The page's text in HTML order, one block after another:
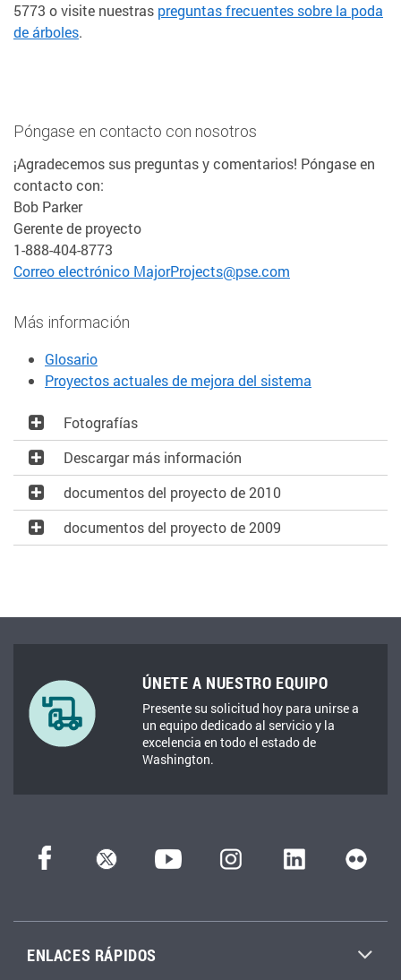
5773 o visite nuestras preguntas frecuentes sobre la poda
de árboles.
Póngase en contacto con nosotros
¡Agradecemos sus preguntas y comentarios! Póngase en
contacto con:
Bob Parker
Gerente de proyecto
1-888-404-8773
Correo electrónico MajorProjects@pse.com
Más información
Glosario
Proyectos actuales de mejora del sistema
Fotografías
Descargar más información
documentos del proyecto de 2010
documentos del proyecto de 2009
ÚNETE A NUESTRO EQUIPO
Presente su solicitud hoy para unirse a
un equipo dedicado al servicio y la
excelencia en todo el estado de
Washington.
ENLACES RÁPIDOS